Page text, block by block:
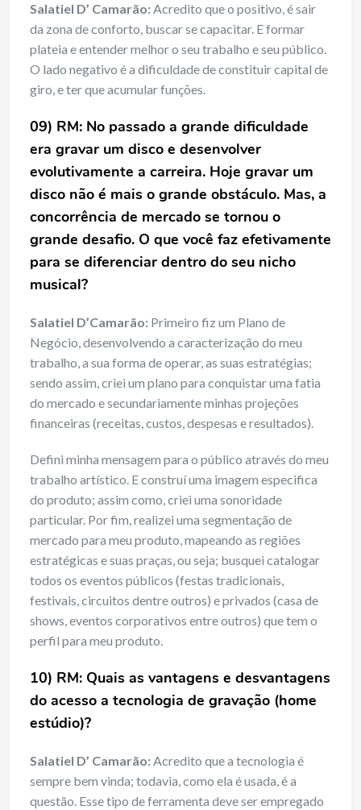
Salatiel D’ Camarão:Acredito que o positivo, é sair
da zona de conforto, buscar se capacitar. E formar
plateia e entender melhor o seu trabalho e seu público.
O lado negativo é a dificuldade de constituir capital de
giro, e ter que acumular funções.
09) RM: No passado a grande dificuldade
era gravar um disco e desenvolver
evolutivamente a carreira. Hoje gravar um
disco não é mais o grande obstáculo. Mas, a
concorrência de mercado se tornou o
grande desafio. O que você faz efetivamente
para se diferenciar dentro do seu nicho
musical?
Salatiel D’Camarão: Primeiro fiz um Plano de
Negócio, desenvolvendo a caracterização do meu
trabalho, a sua forma de operar, as suas estratégias;
sendo assim, criei um plano para conquistar uma fatia
do mercado e secundariamente minhas projeções
financeiras (receitas, custos, despesas e resultados).
Defini minha mensagem para o público através do meu
trabalho artístico. E construí uma imagem especifica
do produto; assim como, criei uma sonoridade
particular. Por fim, realizei uma segmentação de
mercado para meu produto, mapeando as regiões
estratégicas e suas praças, ou seja; busquei catalogar
todos os eventos públicos (festas tradicionais,
festivais, circuitos dentre outros) e privados (casa de
shows, eventos corporativos entre outros) que tem o
perfil para meu produto.
10) RM: Quais as vantagens e desvantagens
do acesso a tecnologia de gravação (home
estúdio)?
Salatiel D’ Camarão:Acredito que a tecnologia é
sempre bem vinda; todavia, como ela é usada, é a
questão. Esse tipo de ferramenta deve ser empregado